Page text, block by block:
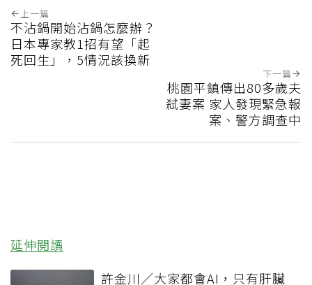
上一篇
不沾鍋開始沾鍋怎麼辦？
日本專家教1招有望「起
死回生」，5情況該換新
下一篇
桃園平鎮傳出80多歲夫
弒妻案 家人發現緊急報
案、警方調查中
延伸閱讀
許金川／大家都會AI，只有肝臟